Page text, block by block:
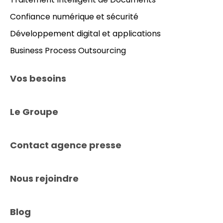
Confiance numérique et sécurité
Développement digital et applications
Business Process Outsourcing
Vos besoins
Le Groupe
Contact agence presse
Nous rejoindre
Blog